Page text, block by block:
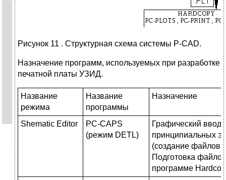
Рисунок 11 . Структурная схема системы P-CAD.
Назначение программ, используемых при разработке
печатной платы УЗИД.
Название
режима
Название
программы
Назначение
Shematic Editor
PC-CAPS
(режим DETL)
Графический ввод
принципиальных
(создание файлов
Подготовка
программе